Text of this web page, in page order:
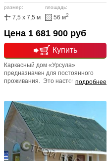
размер:
7,5 x 7,5 м
площадь:
56 м2
Купить
Цена 1 681 900 руб
подробнее
Каркасный дом «Урсула»
предназначен для постоянного
проживания. Это настоящий
предоставляет гораздо больший
уровень комфорта, чем обычная
городская квартира. При этом
квартира стоит гораздо дороже -
даже в Подмосковье.